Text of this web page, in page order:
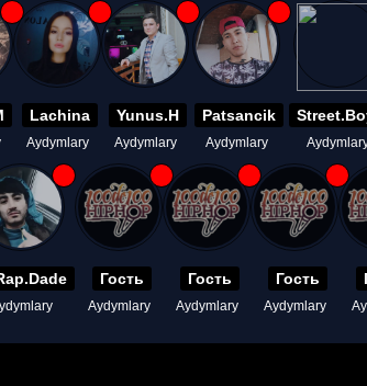
Lachina
Aydymlary
Yunus.H
Aydymlary
Patsancik
Aydymlary
Гость
Aydymlary
Гость
Aydymlary
Гость
Aydymlary